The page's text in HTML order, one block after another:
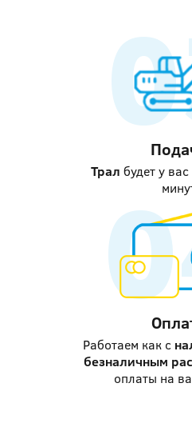
Трал будет у
Работаем как с
безналичным
оплаты на